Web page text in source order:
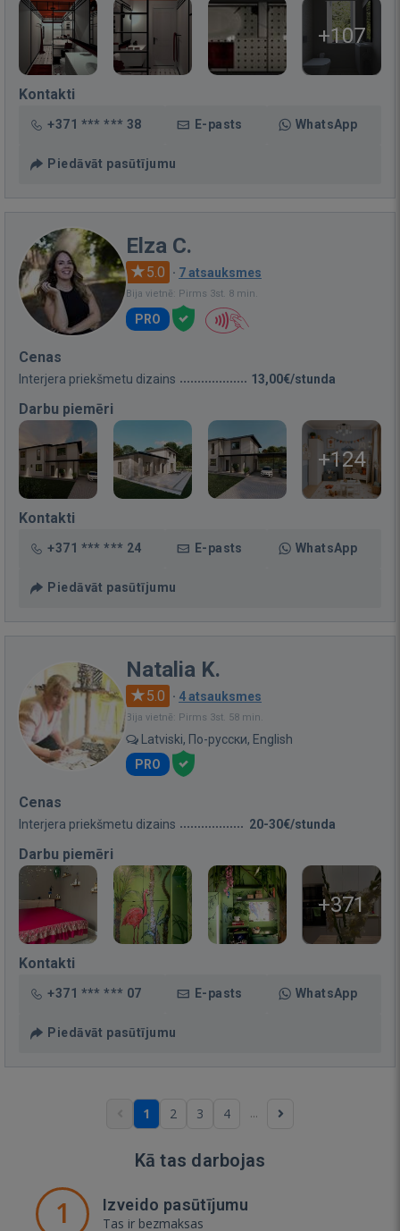
+107
Kontakti
+371 *** *** 38 E-pasts WhatsApp
Piedāvāt pasūtījumu
Elza C.
5.0 · 7 atsauksmes
Bija vietnē: Pirms 3st. 8 min.
PRO
Cenas
Interjera priekšmetu dizains 13,00€/stunda
Darbu piemēri
+124
Kontakti
+371 *** *** 24 E-pasts WhatsApp
Piedāvāt pasūtījumu
Natalia K.
5.0 · 4 atsauksmes
Bija vietnē: Pirms 3st. 58 min.
Latviski, По-русски, English
PRO
Cenas
Interjera priekšmetu dizains 20-30€/stunda
Darbu piemēri
+371
Kontakti
+371 *** *** 07 E-pasts WhatsApp
Piedāvāt pasūtījumu
1 2 3 4 ...
Kā tas darbojas
1 Izveido pasūtījumu
Tas ir bezmaksas